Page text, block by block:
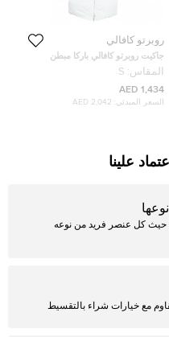
روبرتو كافالي
جاكيت روبرتو كافالي باركا مبطن
بحواف فرو مقاس S
المقاس: S
1,434 AED
السعر المبدئي: 2,042 AED
علينا
حيث كل عنصر فريد من نوعه
مع خيارات شراء بالتقسيط